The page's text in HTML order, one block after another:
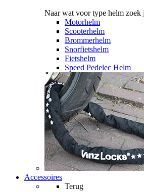
Naar wat voor type helm zoek
Motorhelm
Scooterhelm
Brommerhelm
Snorfietshelm
Fietshelm
Speed Pedelec Helm
Accessoires
Terug